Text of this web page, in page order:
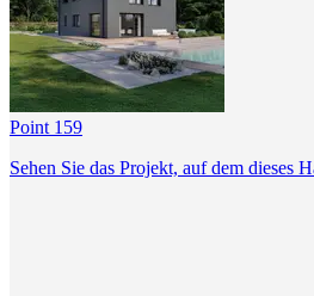
Point 159
Sehen Sie das Projekt, auf dem dieses